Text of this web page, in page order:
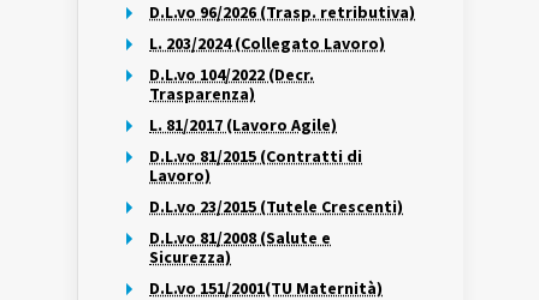
D.L.vo 96/2026 (Trasp. retributiva)
L. 203/2024 (Collegato Lavoro)
D.L.vo 104/2022 (Decr.
Trasparenza)
L. 81/2017 (Lavoro Agile)
D.L.vo 81/2015 (Contratti di
Lavoro)
D.L.vo 23/2015 (Tutele Crescenti)
D.L.vo 81/2008 (Salute e
Sicurezza)
D.L.vo 151/2001(TU Maternità)